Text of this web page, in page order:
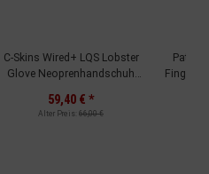
C-Skins Wired+ LQS Lobster
Glove Neoprenhandschuh
59,40 € *
Alter Preis: 66,00 €
Finger